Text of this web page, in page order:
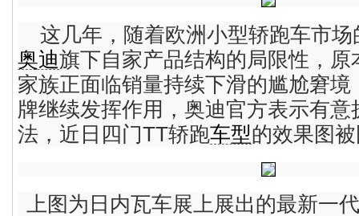
这几年，随着欧洲小型轿跑车市
奥迪旗下自家产品结构的局限性，原
家族正面临销量持续下滑的尴尬窘
牌继续发挥作用，奥迪官方表示有
法，近日四门TT轿跑车型的效果图
上图为日内瓦车展上展出的最新一代